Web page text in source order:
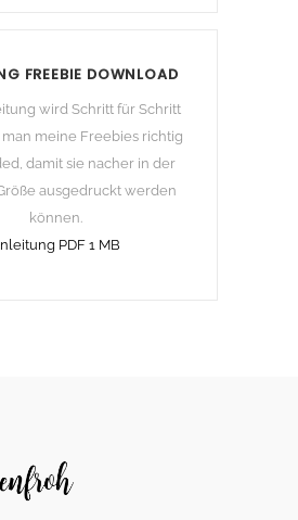
FREEBIE DOWNLOAD
wird Schritt für Schritt
meine Freebies richtig
damit sie nacher in der
ausgedruckt werden
können.
PDF 1 MB